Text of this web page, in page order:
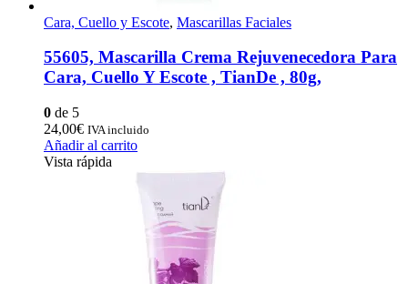
Cara, Cuello y Escote, Mascarillas Faciales
55605, Mascarilla Crema Rejuvenecedora Para
Cara, Cuello Y Escote , TianDe , 80g,
0 de 5
24,00€ IVA incluido
Añadir al carrito
Vista rápida